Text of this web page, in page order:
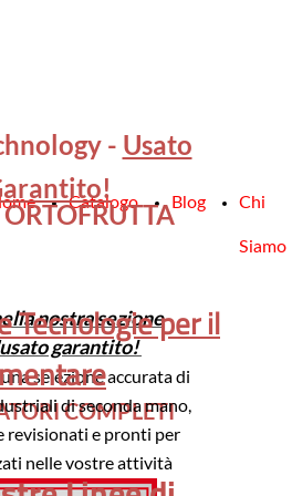
Tecnologie per il
- Usato
Catalogo Blog Chi
Siamo
nostra sezione
garantito!
selezione accurata di
di seconda mano,
revisionati e pronti per
nelle vostre attività
COMPLETI